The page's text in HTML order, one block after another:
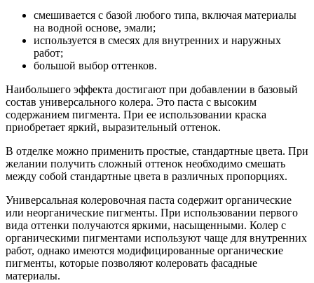
смешивается с базой любого типа, включая материалы
на водной основе, эмали;
используется в смесях для внутренних и наружных
работ;
большой выбор оттенков.
Наибольшего эффекта достигают при добавлении в базовый
состав универсального колера. Это паста с высоким
содержанием пигмента. При ее использовании краска
приобретает яркий, выразительный оттенок.
В отделке можно применить простые, стандартные цвета. При
желании получить сложный оттенок необходимо смешать
между собой стандартные цвета в различных пропорциях.
Универсальная колеровочная паста содержит органические
или неорганические пигменты. При использовании первого
вида оттенки получаются яркими, насыщенными. Колер с
органическими пигментами используют чаще для внутренних
работ, однако имеются модифицированные органические
пигменты, которые позволяют колеровать фасадные
материалы.